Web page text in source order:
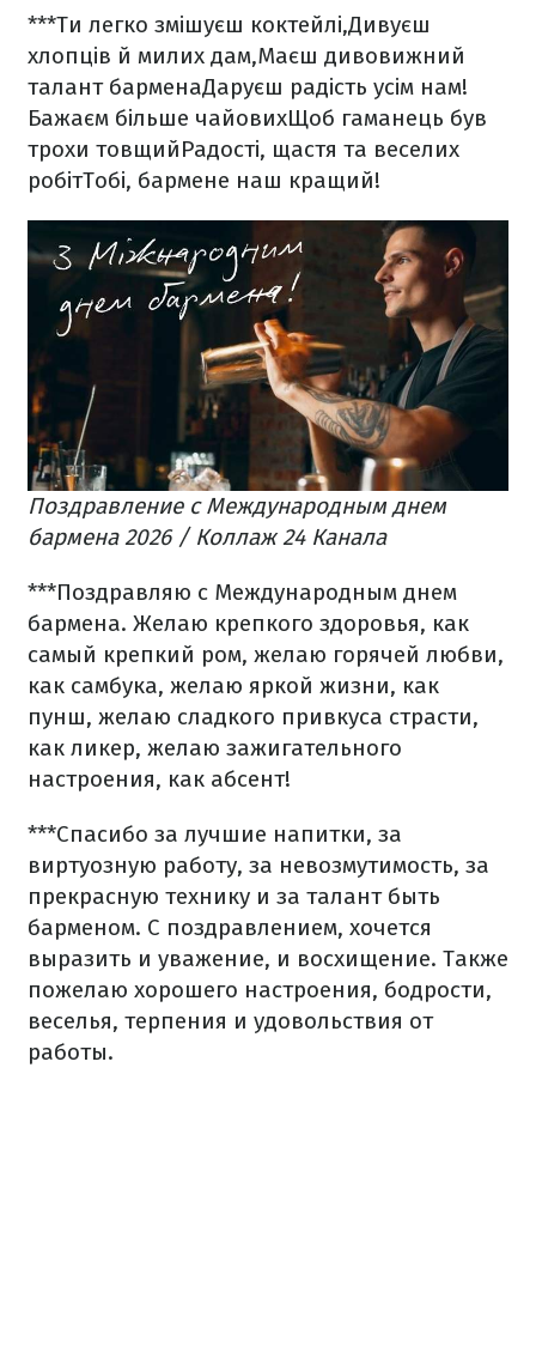
***Ти легко змішуєш коктейлі,Дивуєш
хлопців й милих дам,Маєш дивовижний
талант барменаДаруєш радість усім нам!
Бажаєм більше чайовихЩоб гаманець був
трохи товщийРадості, щастя та веселих
робітТобі, бармене наш кращий!
Поздравление с Международным днем
бармена 2026 / Коллаж 24 Канала
***Поздравляю с Международным днем
бармена. Желаю крепкого здоровья, как
самый крепкий ром, желаю горячей любви,
как самбука, желаю яркой жизни, как
пунш, желаю сладкого привкуса страсти,
как ликер, желаю зажигательного
настроения, как абсент!
***Спасибо за лучшие напитки, за
виртуозную работу, за невозмутимость, за
прекрасную технику и за талант быть
барменом. С поздравлением, хочется
выразить и уважение, и восхищение. Также
пожелаю хорошего настроения, бодрости,
веселья, терпения и удовольствия от
работы.